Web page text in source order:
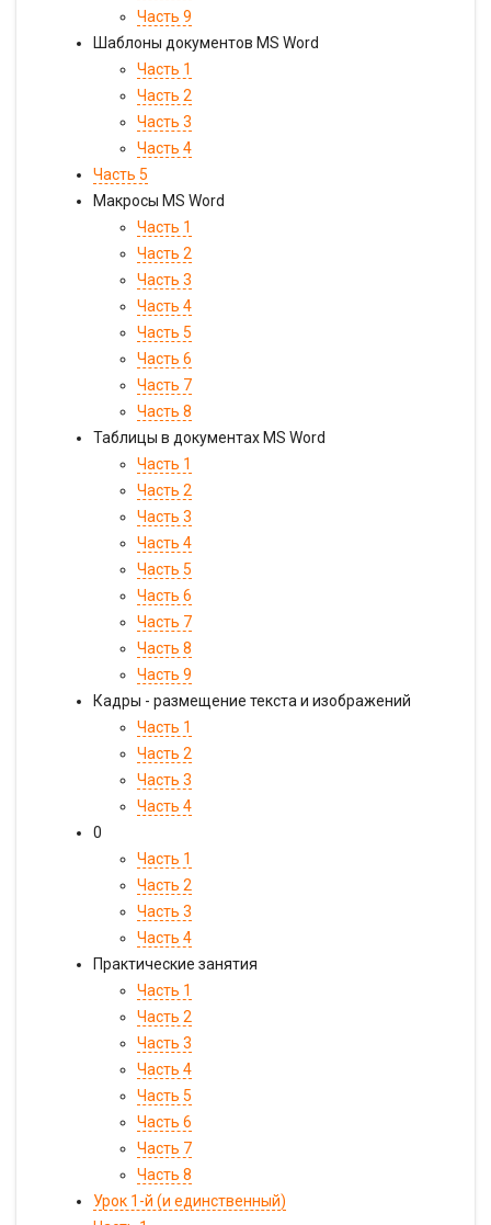
Часть 9
Шаблоны документов MS Word
Часть 1
Часть 2
Часть 3
Часть 4
Часть 5
Макросы MS Word
Часть 1
Часть 2
Часть 3
Часть 4
Часть 5
Часть 6
Часть 7
Часть 8
Таблицы в документах MS Word
Часть 1
Часть 2
Часть 3
Часть 4
Часть 5
Часть 6
Часть 7
Часть 8
Часть 9
Кадры - размещение текста и изображений
Часть 1
Часть 2
Часть 3
Часть 4
0
Часть 1
Часть 2
Часть 3
Часть 4
Практические занятия
Часть 1
Часть 2
Часть 3
Часть 4
Часть 5
Часть 6
Часть 7
Часть 8
Урок 1-й (и единственный)